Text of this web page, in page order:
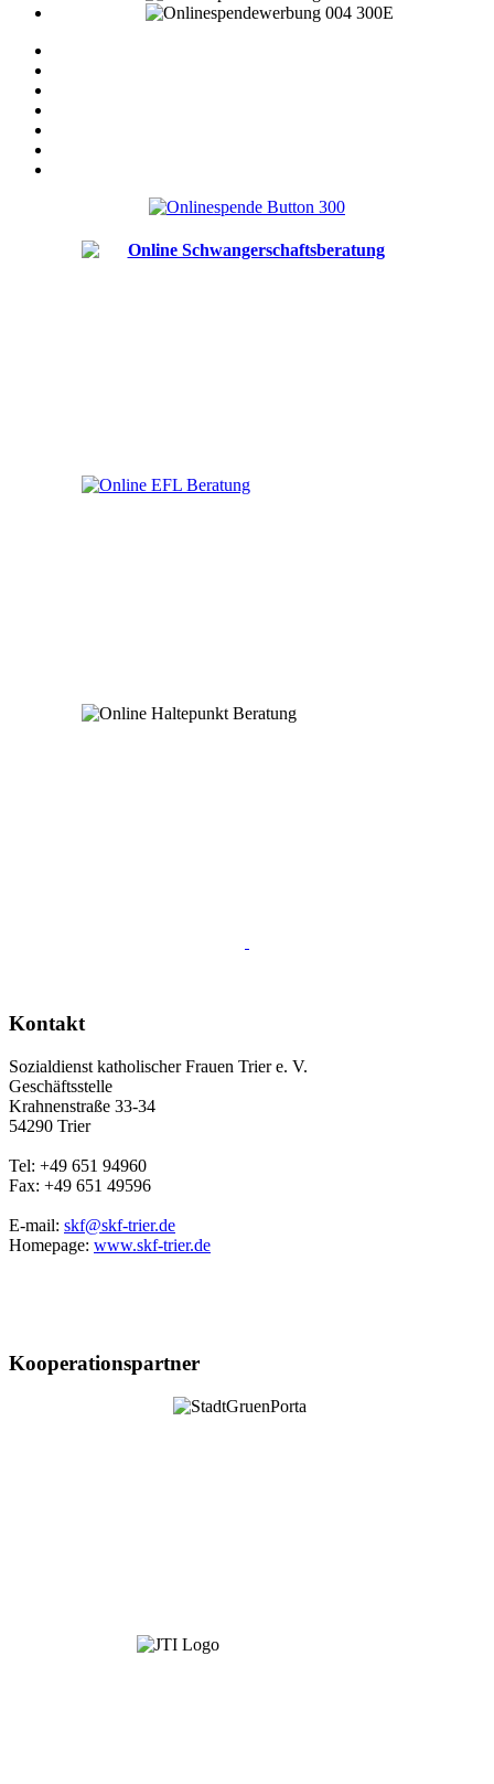
Kontakt
Sozialdienst katholischer Frauen Trier e. V.
Geschäftsstelle
Krahnenstraße 33-34
54290 Trier
Tel: +49 651 94960
Fax: +49 651 49596
E-mail: skf@skf-trier.de
Homepage: www.skf-trier.de
Kooperationspartner